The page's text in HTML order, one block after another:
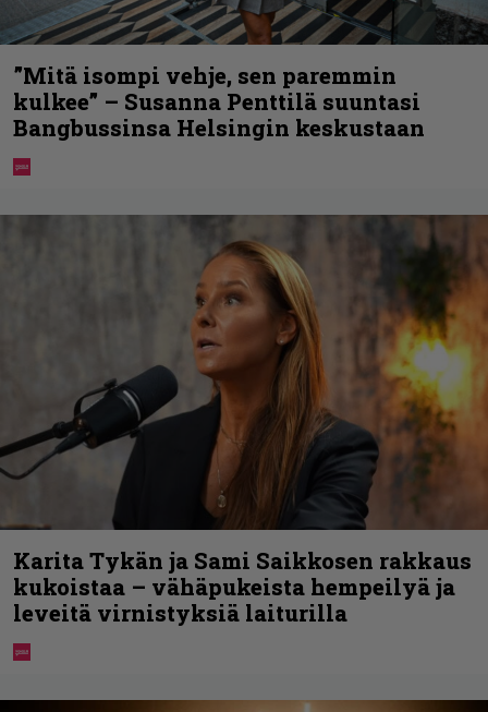
”Mitä isompi vehje, sen paremmin
kulkee” – Susanna Penttilä suuntasi
Bangbussinsa Helsingin keskustaan
Karita Tykän ja Sami Saikkosen rakkaus
kukoistaa – vähäpukeista hempeilyä ja
leveitä virnistyksiä laiturilla